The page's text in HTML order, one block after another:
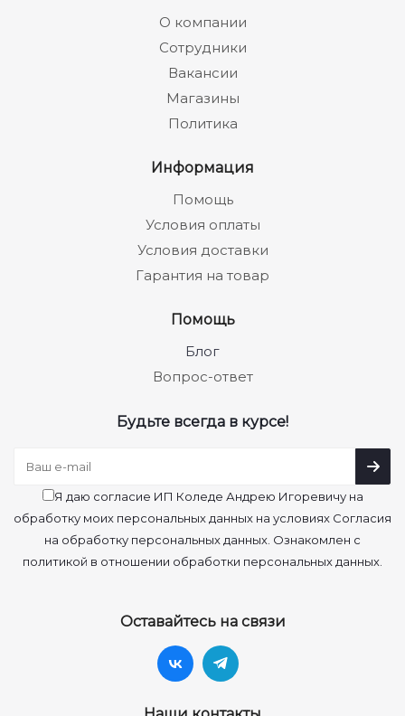
О компании
Сотрудники
Вакансии
Магазины
Политика
Информация
Помощь
Условия оплаты
Условия доставки
Гарантия на товар
Помощь
Блог
Вопрос-ответ
Будьте всегда в курсе!
Я даю согласие ИП Коледе Андрею Игоревичу на
обработку моих персональных данных на условиях Согласия
на обработку персональных данных. Ознакомлен с
политикой в отношении обработки персональных данных.
Оставайтесь на связи